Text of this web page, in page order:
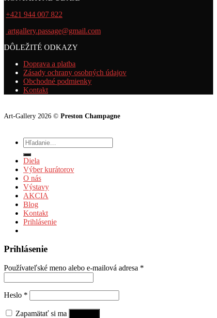
+421 944 007 822
artgallery.passage@gmail.com
DÔLEŽITÉ ODKAZY
Doprava a platba
Zásady ochrany osobných údajov
Obchodné podmienky
Kontakt
Art-Gallery 2026 © Preston Champagne
Hľadať:
Diela
Výber kurátorov
O nás
Výstavy
AKCIA
Blog
Kontakt
Prihlásenie
Prihlásenie
Používateľské meno alebo e-mailová adresa *
Heslo *
Zapamätať si ma